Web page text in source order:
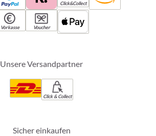
Click&Collect
Vorkasse Voucher
Unsere Versandpartner
Click & Collect
Sicher einkaufen